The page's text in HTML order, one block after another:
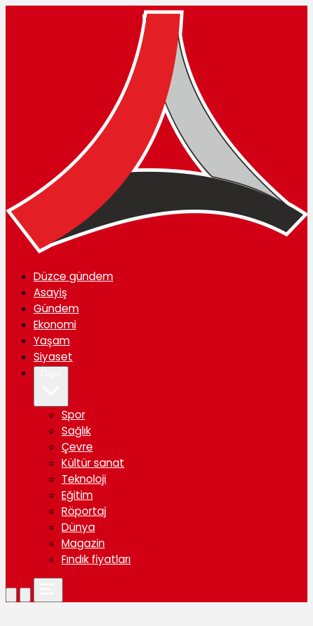
Düzce gündem
Asayiş
Gündem
Ekonomi
Yaşam
Siyaset
Spor
Sağlık
Çevre
Kültür sanat
Teknoloji
Eğitim
Röportaj
Dünya
Magazin
Fındık fiyatları